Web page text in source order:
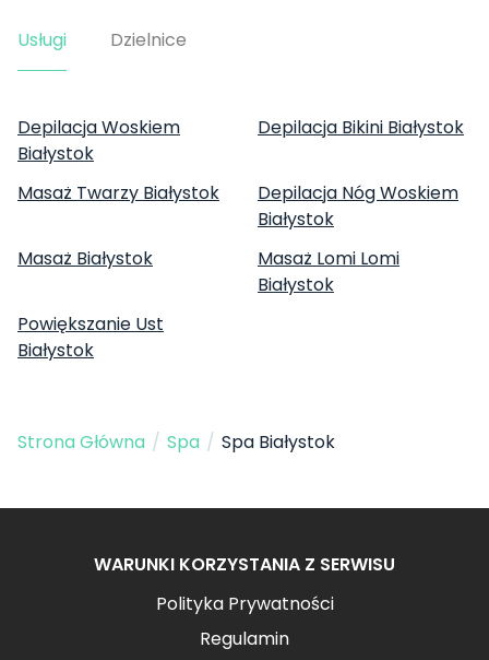
Usługi Dzielnice
Depilacja Woskiem
Białystok
Depilacja Bikini Białystok
Masaż Twarzy Białystok
Depilacja Nóg Woskiem
Białystok
Masaż Białystok
Masaż Lomi Lomi
Białystok
Powiększanie Ust
Białystok
Strona Główna / Spa / Spa Białystok
WARUNKI KORZYSTANIA Z SERWISU
Polityka Prywatności
Regulamin